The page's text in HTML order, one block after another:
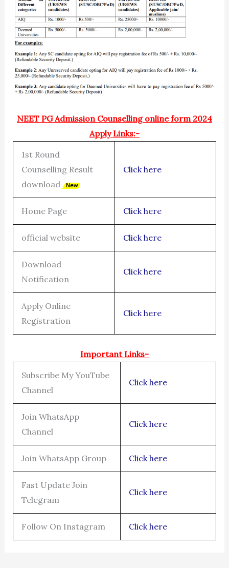
NEET PG Admission Counselling online form 2024
Apply Links:-
1st Round
Counselling Result
download
Click here
Home Page Click here
official website Click here
Download
Notification
Click here
Apply Online
Registration
Click here
Important Links-
Subscribe My YouTube
Channel
Click here
Join WhatsApp
Channel
Click here
Join WhatsApp Group Click here
Fast Update Join
Telegram
Click here
Follow On Instagram Click here